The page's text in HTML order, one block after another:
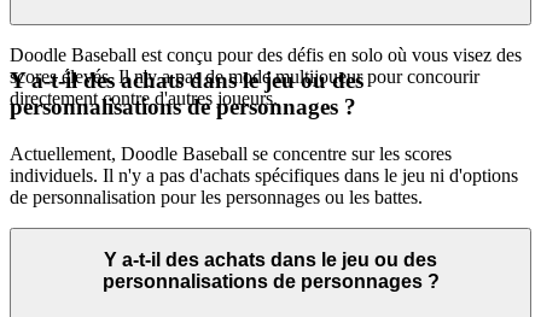
Doodle Baseball est conçu pour des défis en solo où vous visez des
scores élevés. Il n'y a pas de mode multijoueur pour concourir
directement contre d'autres joueurs.
Y a-t-il des achats dans le jeu ou des
personnalisations de personnages ?
Actuellement, Doodle Baseball se concentre sur les scores
individuels. Il n'y a pas d'achats spécifiques dans le jeu ni d'options
de personnalisation pour les personnages ou les battes.
Y a-t-il des achats dans le jeu ou des
personnalisations de personnages ?